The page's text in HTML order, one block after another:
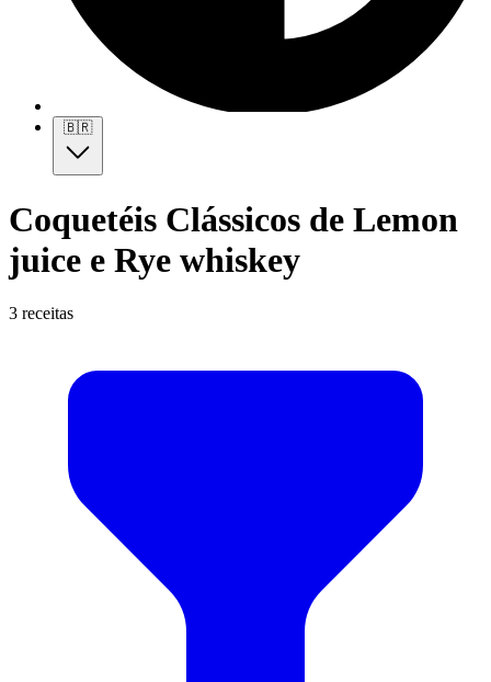
🇧🇷
Coquetéis Clássicos de Lemon
juice e Rye whiskey
3 receitas